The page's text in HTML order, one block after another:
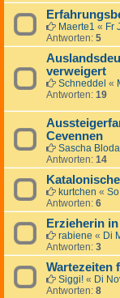
Maerte1 « Fr
Antworten: 5
verweigert
Schneddel «
Antworten: 19
Cevennen
Sascha
Antworten: 14
kurtchen «
Antworten: 6
Erzieherin
rabiene « Di
Antworten: 3
Wartezeiten
Siggi! « Di
Antworten: 8